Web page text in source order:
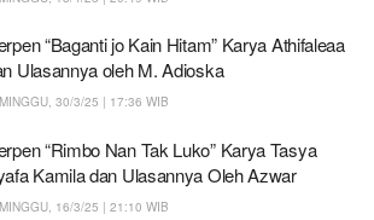
“Baganti jo Kain Hitam” Karya Athifaleaa
Ulasannya oleh M. Adioska
MINGGU, 30/3/25 | 17:36 WIB
“Rimbo Nan Tak Luko” Karya Tasya
Kamila dan Ulasannya Oleh Azwar
MINGGU, 16/3/25 | 21:10 WIB